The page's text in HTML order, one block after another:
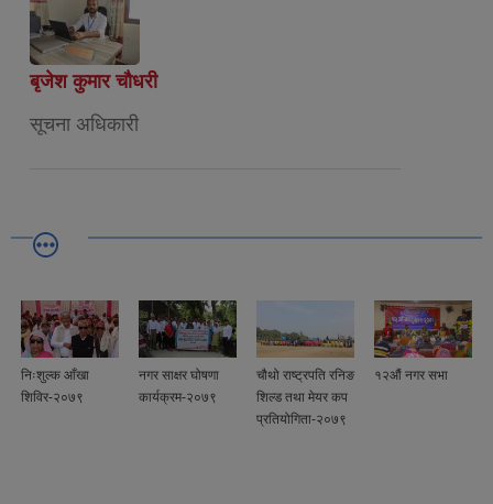
बृजेश कुमार चौधरी
सूचना अधिकारी
निःशुल्क आँखा
शिविर-२०७९
नगर साक्षर घोषणा
कार्यक्रम-२०७९
चौथो राष्ट्रपति रनिङ
शिल्ड तथा मेयर कप
प्रतियोगिता-२०७९
१२औं नगर सभा